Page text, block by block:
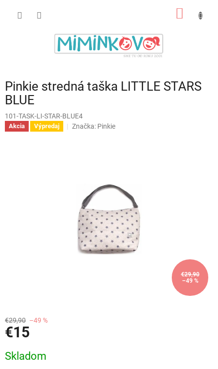
Pinkie stredná taška LITTLE STARS
BLUE
101-TASK-LI-STAR-BLUE4
Akcia Výpredaj Značka: Pinkie
€29,90
–49 %
€29,90 –49 %
€15
cena:
Skladom